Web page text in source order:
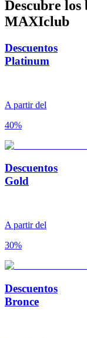
Descubre los
MAXIclub
Descuentos
Platinum
A partir del
40%
Descuentos
Gold
A partir del
30%
Descuentos
Bronce